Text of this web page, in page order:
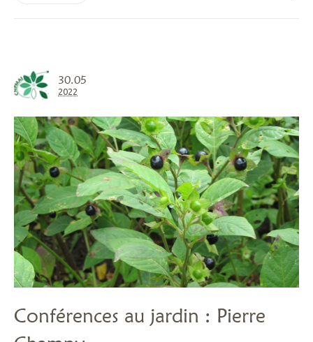
30.05
2022
Conférences au jardin : Pierre